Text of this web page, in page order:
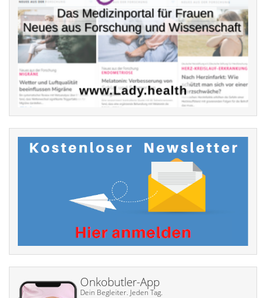
Onkobutler-App
Dein Begleiter. Jeden Tag.